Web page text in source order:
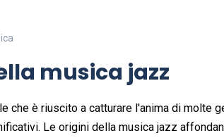
musica jazz
che è riuscito a catturare l'anima di molte
Le origini della musica jazz